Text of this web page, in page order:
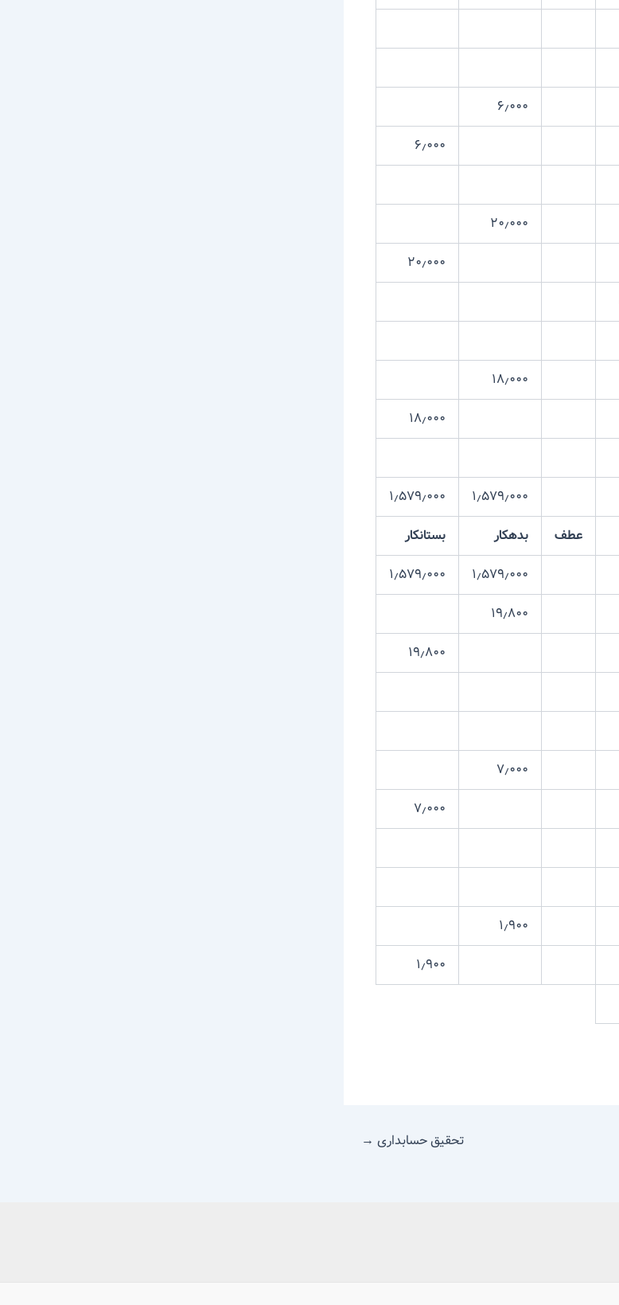
۶٫۰۰۰
۶٫۰۰۰
۲۰٫۰۰۰
۲۰٫۰۰۰
۱۸٫۰۰۰
۱۸٫۰۰۰
۱٫۵۷۹٫۰۰۰
۱٫۵۷۹٫۰۰۰
عطف بدهکار
بستانکار
۱٫۵۷۹٫۰۰۰
۱٫۵۷۹٫۰۰۰
۱۹٫۸۰۰
۱۹٫۸۰۰
۷٫۰۰۰
۷٫۰۰۰
۱٫۹۰۰
۱٫۹۰۰
تحقیق حسابداری →